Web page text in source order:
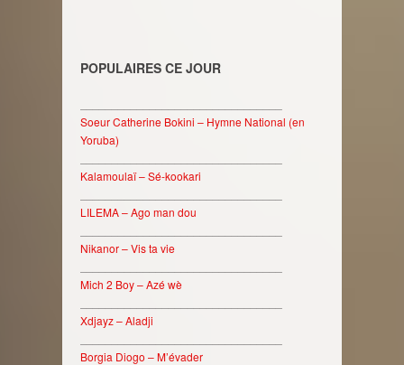
POPULAIRES CE JOUR
Soeur Catherine Bokini – Hymne National (en
Yoruba)
Kalamoulaï – Sé-kookari
LILEMA – Ago man dou
Nikanor – Vis ta vie
Mich 2 Boy – Azé wè
Xdjayz – Aladji
Borgia Diogo – M’évader